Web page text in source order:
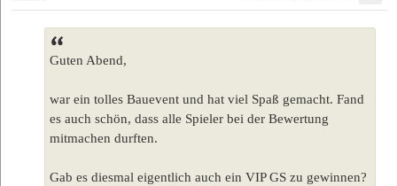
Guten Abend,
war ein tolles Bauevent und hat viel Spaß gemacht. Fand
es auch schön, dass alle Spieler bei der Bewertung
mitmachen durften.
Gab es diesmal eigentlich auch ein VIP GS zu gewinnen?